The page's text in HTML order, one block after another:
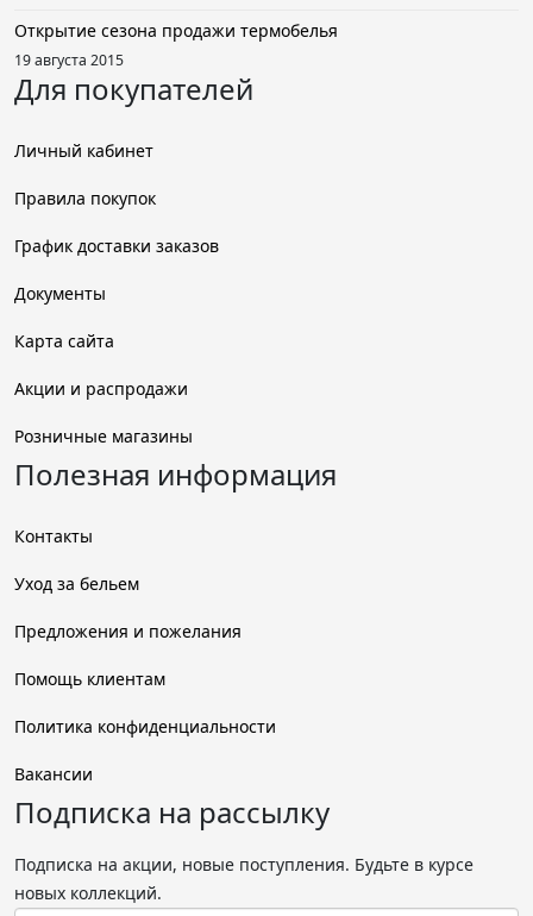
Открытие сезона продажи термобелья
19 августа 2015
Для покупателей
Личный кабинет
Правила покупок
График доставки заказов
Документы
Карта сайта
Акции и распродажи
Розничные магазины
Полезная информация
Контакты
Уход за бельем
Предложения и пожелания
Помощь клиентам
Политика конфиденциальности
Вакансии
Подписка на рассылку
Подписка на акции, новые поступления. Будьте в курсе
новых коллекций.